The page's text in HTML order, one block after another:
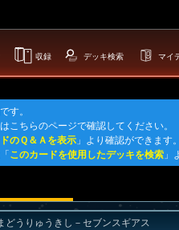
収録 デッキ検索 マイ
す。
こちらのページで確認してください。
のＱ＆Ａを表示 」より確認ができます。
このカードを使用したデッキを検索 」
どうりゅうきし－セブンスギアス